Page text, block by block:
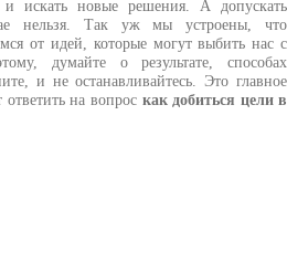
и искать новые решения. А допускать
нельзя. Так уж мы устроены, что
от идей, которые могут выбить нас с
думайте о результате, способах
и не останавливайтесь. Это главное
ответить на вопрос как добиться цели в